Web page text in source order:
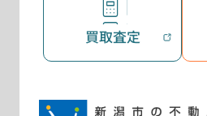
買取査定